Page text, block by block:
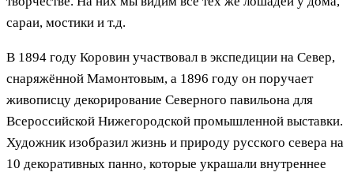
сараи, мостики и т.д.
В 1894 году Коровин участвовал в экспедиции на Север,
снаряжённой Мамонтовым, а 1896 году он поручает
живописцу декорирование Северного павильона для
Всероссийской Нижегородской промышленной выставки.
Художник изобразил жизнь и природу русского севера на
10 декоративных панно, которые украшали внутреннее